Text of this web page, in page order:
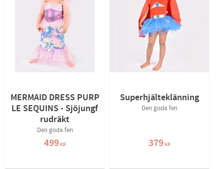
MERMAID DRESS PURP
LE SEQUINS - Sjöjungf
rudräkt
Den goda fen
499KR
Superhjälteklänning
Den goda fen
379KR